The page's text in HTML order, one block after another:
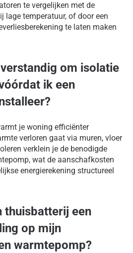
te vergelijken met de
lage temperatuur, of door een
te laten maken
om isolatie
ik een
je woning efficiënter
verloren gaat via muren, vloer
verklein je de benodigde
wat de aanschafkosten
energierekening structureel
thuisbatterij een
op mijn
warmtepomp?